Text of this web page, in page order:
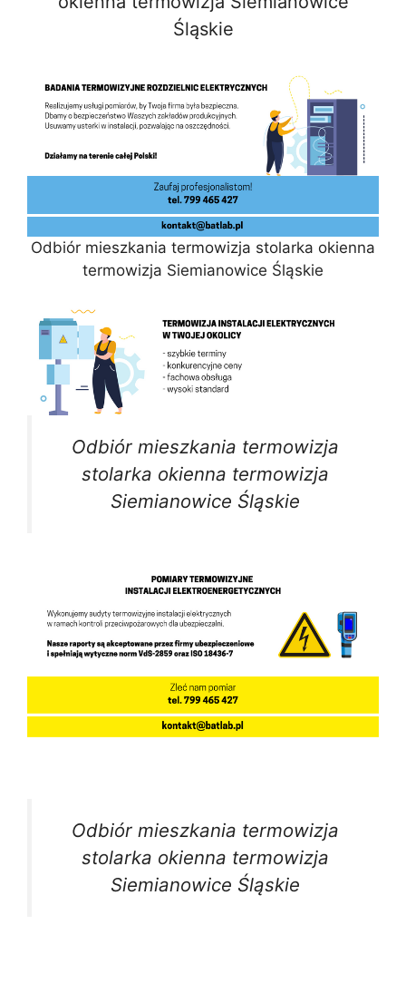
Śląskie
Odbiór mieszkania termowizja stolarka okienna
termowizja Siemianowice Śląskie
Odbiór mieszkania termowizja
stolarka okienna termowizja
Siemianowice Śląskie
Odbiór mieszkania termowizja
stolarka okienna termowizja
Siemianowice Śląskie